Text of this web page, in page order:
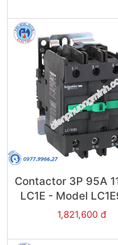
Contactor 3P 95A
LC1E - Model
1,821,600 đ